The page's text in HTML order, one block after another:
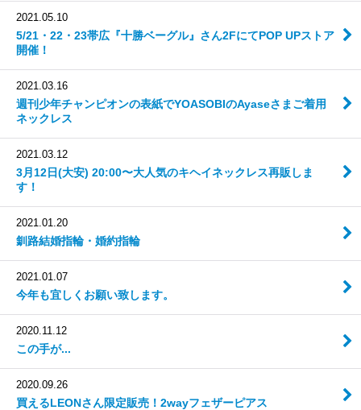
2021.05.10
5/21・22・23帯広『十勝ベーグル』さん2FにてPOP UPストア
開催！
2021.03.16
週刊少年チャンピオンの表紙でYOASOBIのAyaseさまご着用
ネックレス
2021.03.12
3月12日(大安) 20:00〜大人気のキヘイネックレス再販しま
す！
2021.01.20
釧路結婚指輪・婚約指輪
2021.01.07
今年も宜しくお願い致します。
2020.11.12
この手が...
2020.09.26
買えるLEONさん限定販売！2wayフェザーピアス